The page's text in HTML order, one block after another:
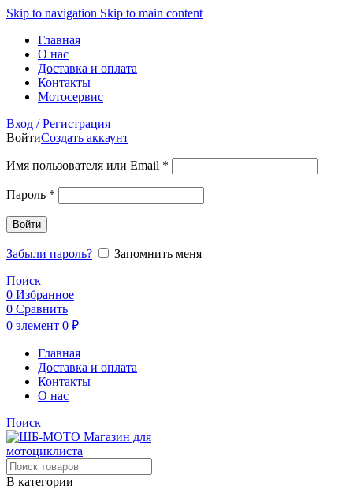
Skip to navigation Skip to main content
Главная
О нас
Доставка и оплата
Контакты
Мотосервис
Вход / Регистрация
ВойтиСоздать аккаунт
Имя пользователя или Email *
Пароль *
Войти
Забыли пароль?
Запомнить меня
Поиск
0 Избранное
0 Сравнить
0 элемент 0 ₽
Главная
Доставка и оплата
Контакты
О нас
Поиск
В категории